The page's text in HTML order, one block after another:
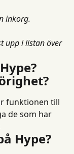
inkorg.
upp i listan över
funktionen till
de som har
Hype?